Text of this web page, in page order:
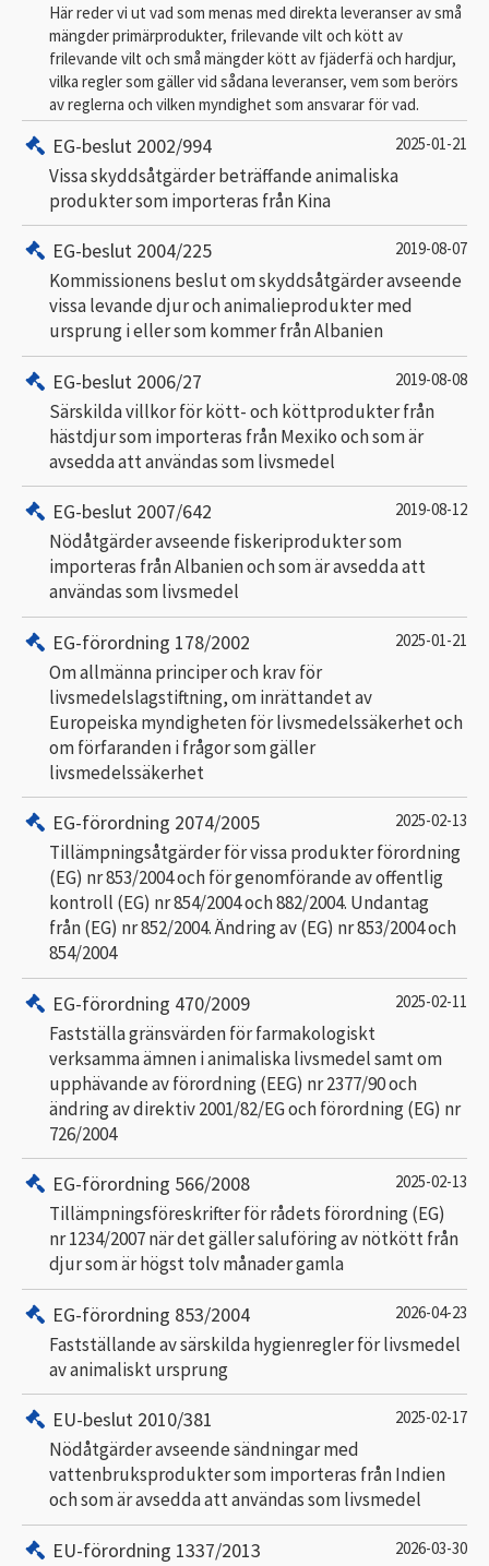
Här reder vi ut vad som menas med direkta leveranser av små
mängder primärprodukter, frilevande vilt och kött av
frilevande vilt och små mängder kött av fjäderfä och hardjur,
vilka regler som gäller vid sådana leveranser, vem som berörs
av reglerna och vilken myndighet som ansvarar för vad.
EG-beslut 2002/994 2025-01-21
Vissa skyddsåtgärder beträffande animaliska
produkter som importeras från Kina
EG-beslut 2004/225 2019-08-07
Kommissionens beslut om skyddsåtgärder avseende
vissa levande djur och animalieprodukter med
ursprung i eller som kommer från Albanien
EG-beslut 2006/27 2019-08-08
Särskilda villkor för kött- och köttprodukter från
hästdjur som importeras från Mexiko och som är
avsedda att användas som livsmedel
EG-beslut 2007/642 2019-08-12
Nödåtgärder avseende fiskeriprodukter som
importeras från Albanien och som är avsedda att
användas som livsmedel
EG-förordning 178/2002 2025-01-21
Om allmänna principer och krav för
livsmedelslagstiftning, om inrättandet av
Europeiska myndigheten för livsmedelssäkerhet och
om förfaranden i frågor som gäller
livsmedelssäkerhet
EG-förordning 2074/2005 2025-02-13
Tillämpningsåtgärder för vissa produkter förordning
(EG) nr 853/2004 och för genomförande av offentlig
kontroll (EG) nr 854/2004 och 882/2004. Undantag
från (EG) nr 852/2004. Ändring av (EG) nr 853/2004 och
854/2004
EG-förordning 470/2009 2025-02-11
Fastställa gränsvärden för farmakologiskt
verksamma ämnen i animaliska livsmedel samt om
upphävande av förordning (EEG) nr 2377/90 och
ändring av direktiv 2001/82/EG och förordning (EG) nr
726/2004
EG-förordning 566/2008 2025-02-13
Tillämpningsföreskrifter för rådets förordning (EG)
nr 1234/2007 när det gäller saluföring av nötkött från
djur som är högst tolv månader gamla
EG-förordning 853/2004 2026-04-23
Fastställande av särskilda hygienregler för livsmedel
av animaliskt ursprung
EU-beslut 2010/381 2025-02-17
Nödåtgärder avseende sändningar med
vattenbruksprodukter som importeras från Indien
och som är avsedda att användas som livsmedel
EU-förordning 1337/2013 2026-03-30